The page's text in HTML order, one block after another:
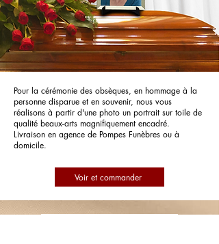
Pour la cérémonie des obsèques, en hommage à la
personne disparue et en souvenir, nous vous
réalisons à partir d'une photo un portrait sur toile de
qualité beaux-arts magnifiquement encadré.
Livraison en agence de Pompes Funèbres ou à
domicile.
Voir et commander